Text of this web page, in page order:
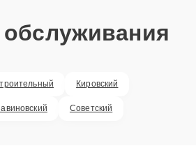
Кировский
Советский